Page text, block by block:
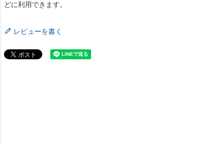
どに利用できます。
レビューを書く